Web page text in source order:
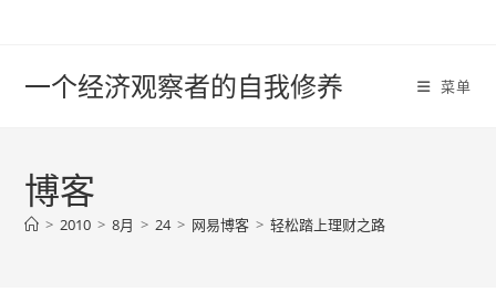
一个经济观察者的自我修养 菜单
博客
> 2010 > 8月 > 24 > 网易博客 > 轻松踏上理财之路